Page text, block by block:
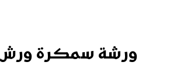
ورشة سمكرة ورش